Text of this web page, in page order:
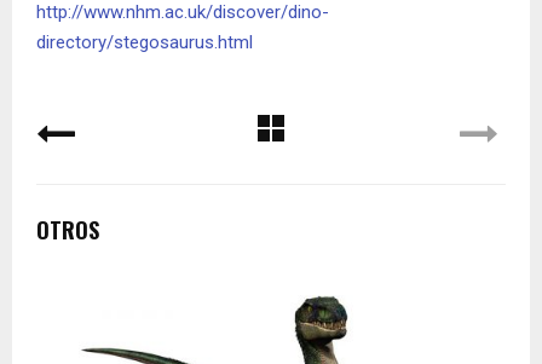
http://www.nhm.ac.uk/discover/dino-
directory/stegosaurus.html
OTROS